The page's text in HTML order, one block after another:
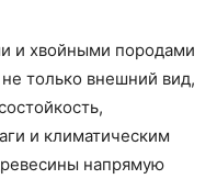
и хвойными породами
только внешний вид,
и климатическим
напрямую